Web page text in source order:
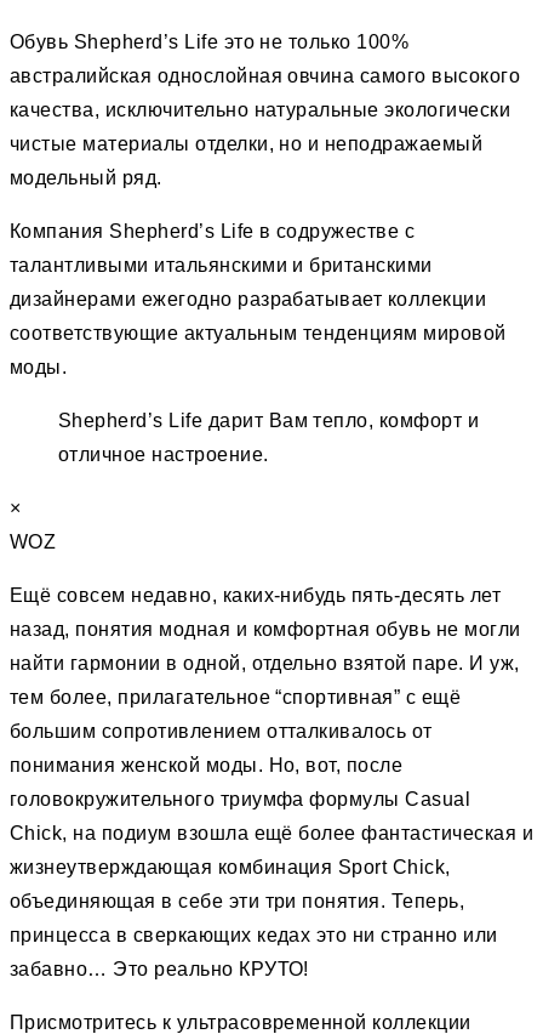
Обувь Shepherd’s Life это не только 100%
австралийская однослойная овчина самого высокого
качества, исключительно натуральные экологически
чистые материалы отделки, но и неподражаемый
модельный ряд.
Компания Shepherd’s Life в содружестве с
талантливыми итальянскими и британскими
дизайнерами ежегодно разрабатывает коллекции
соответствующие актуальным тенденциям мировой
моды.
Shepherd’s Life дарит Вам тепло, комфорт и
отличное настроение.
×
WOZ
Ещё совсем недавно, каких-нибудь пять-десять лет
назад, понятия модная и комфортная обувь не могли
найти гармонии в одной, отдельно взятой паре. И уж,
тем более, прилагательное “спортивная” c ещё
большим сопротивлением отталкивалось от
понимания женской моды. Но, вот, после
головокружительного триумфа формулы Casual
Chick, на подиум взошла ещё более фантастическая и
жизнеутверждающая комбинация Sport Chick,
объединяющая в себе эти три понятия. Теперь,
принцесса в сверкающих кедах это ни странно или
забавно… Это реально КРУТО!
Присмотритесь к ультрасовременной коллекции